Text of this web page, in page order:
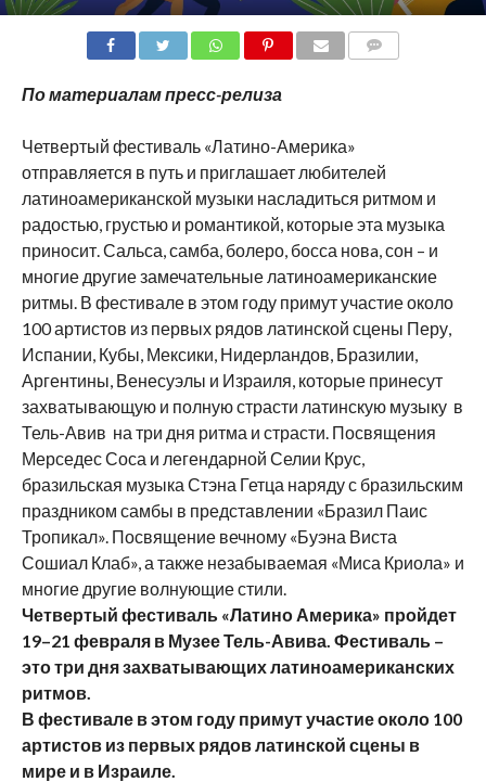
По материалам пресс-релиза
Четвертый фестиваль «Латино-Америка»
отправляется в путь и приглашает любителей
латиноамериканской музыки насладиться ритмом и
радостью, грустью и романтикой, которые эта музыка
приносит. Сальса, самба, болеро, босса новa, сон – и
многие другие замечательные латиноамериканские
ритмы. В фестивале в этом году примут участие около
100 артистов из первых рядов латинской сцены Перу,
Испании, Кубы, Мексики, Нидерландов, Бразилии,
Аргентины, Венесуэлы и Израиля, которые принесут
захватывающую и полную страсти латинскую музыку в
Тель-Авив на три дня ритма и страсти. Посвящения
Мерседес Соса и легендарной Селии Крус,
бразильская музыка Стэна Гетца наряду с бразильским
праздником самбы в представлении «Бразил Паис
Тропикал». Посвящение вечному «Буэна Виста
Сошиал Клаб», а также незабываемая «Миса Криола» и
многие другие волнующие стили.
Четвертый фестиваль «Латино Америка» пройдет
19–21 февраля в Музее Тель-Авива. Фестиваль –
это три дня захватывающих латиноамериканских
ритмов.
В фестивале в этом году примут участие около 100
артистов из первых рядов латинской сцены в
мире и в Израиле.